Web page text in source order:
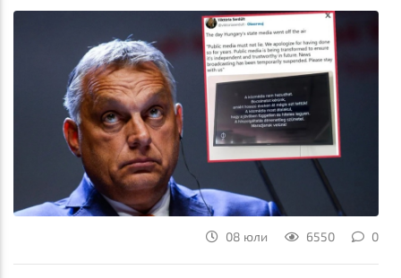
08 юли 6550 0